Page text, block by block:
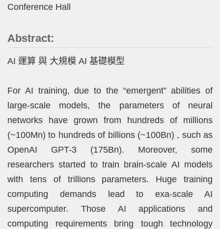
Conference Hall
Abstract:
AI 運算 與 大規模 AI 基礎模型
For AI training, due to the “emergent” abilities of
large-scale models, the parameters of neural
networks have grown from hundreds of millions
(~100Mn) to hundreds of billions (~100Bn) , such as
OpenAI GPT-3 (175Bn). Moreover, some
researchers started to train brain-scale AI models
with tens of trillions parameters. Huge training
computing demands lead to exa-scale AI
supercomputer. Those AI applications and
computing requirements bring tough technology